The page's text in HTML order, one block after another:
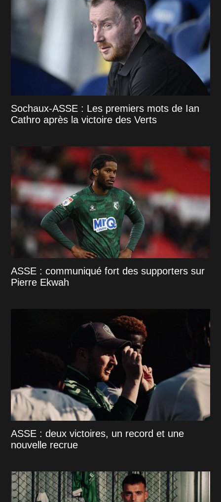
Sochaux-ASSE : Les premiers mots de Ian
Cathro après la victoire des Verts
ASSE : communiqué fort des supporters sur
Pierre Ekwah
ASSE : deux victoires, un record et une
nouvelle recrue